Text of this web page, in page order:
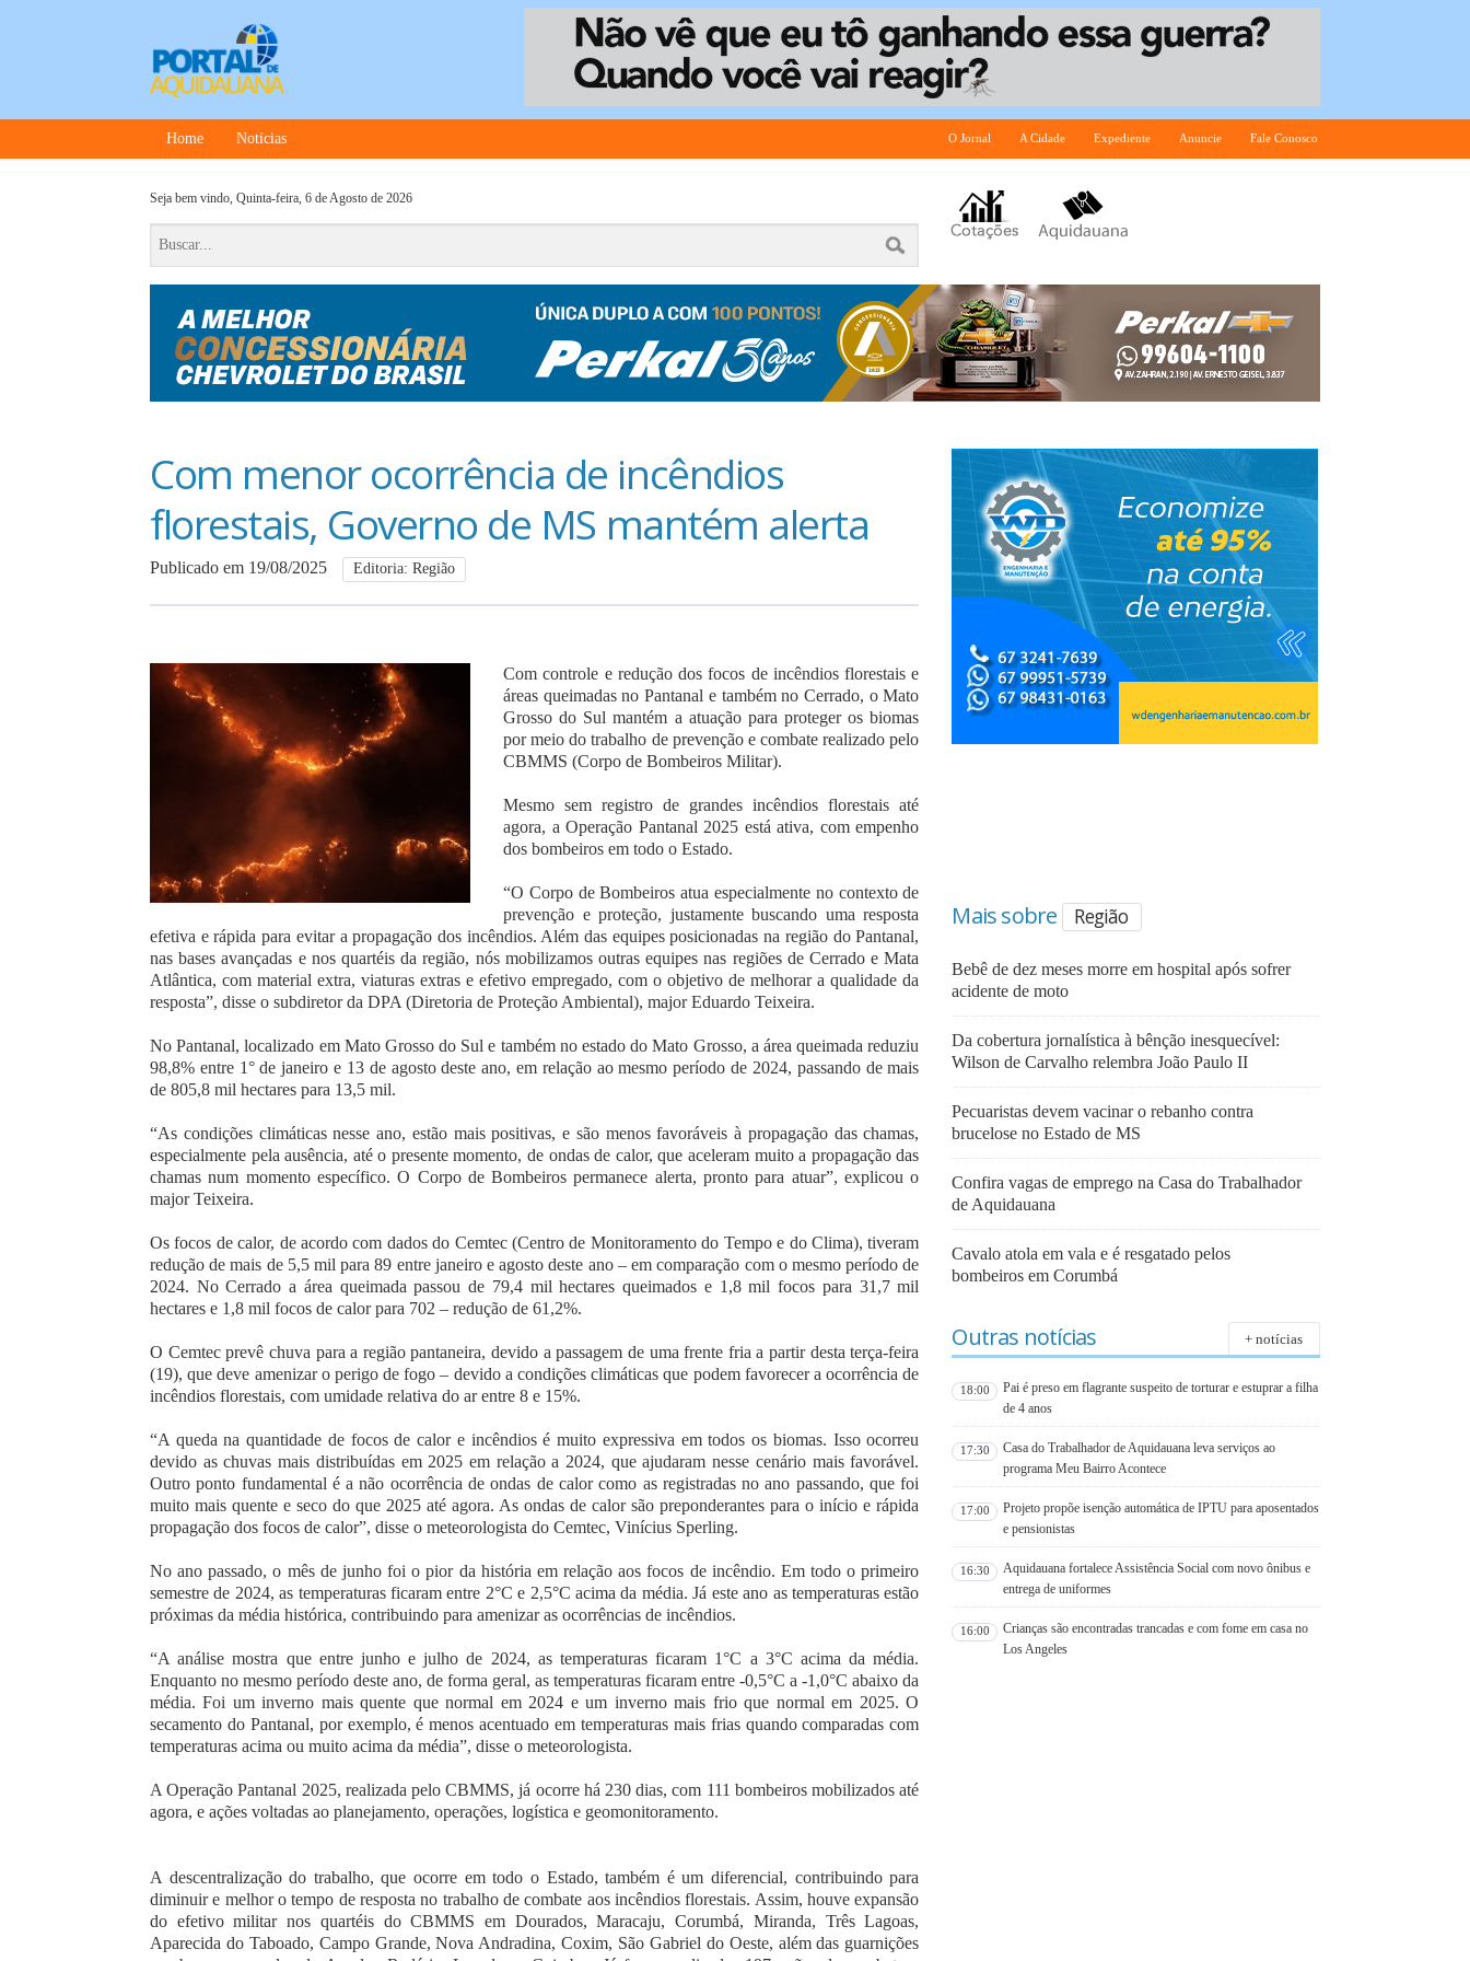
Home Notícias O Jornal A Cidade Expediente Anuncie Fale Conosco
Seja bem vindo, Quinta-feira, 6 de Agosto de 2026
Com menor ocorrência de incêndios
florestais, Governo de MS mantém alerta
Publicado em 19/08/2025 Editoria: Região
Com controle e redução dos focos de incêndios florestais e
áreas queimadas no Pantanal e também no Cerrado, o Mato
Grosso do Sul mantém a atuação para proteger os biomas
por meio do trabalho de prevenção e combate realizado pelo
CBMMS (Corpo de Bombeiros Militar).
Mesmo sem registro de grandes incêndios florestais até
agora, a Operação Pantanal 2025 está ativa, com empenho
dos bombeiros em todo o Estado.
“O Corpo de Bombeiros atua especialmente no contexto de
prevenção e proteção, justamente buscando uma resposta
efetiva e rápida para evitar a propagação dos incêndios. Além das equipes posicionadas na região do Pantanal,
nas bases avançadas e nos quartéis da região, nós mobilizamos outras equipes nas regiões de Cerrado e Mata
Atlântica, com material extra, viaturas extras e efetivo empregado, com o objetivo de melhorar a qualidade da
resposta”, disse o subdiretor da DPA (Diretoria de Proteção Ambiental), major Eduardo Teixeira.
No Pantanal, localizado em Mato Grosso do Sul e também no estado do Mato Grosso, a área queimada reduziu
98,8% entre 1° de janeiro e 13 de agosto deste ano, em relação ao mesmo período de 2024, passando de mais
de 805,8 mil hectares para 13,5 mil.
“As condições climáticas nesse ano, estão mais positivas, e são menos favoráveis à propagação das chamas,
especialmente pela ausência, até o presente momento, de ondas de calor, que aceleram muito a propagação das
chamas num momento específico. O Corpo de Bombeiros permanece alerta, pronto para atuar”, explicou o
major Teixeira.
Os focos de calor, de acordo com dados do Cemtec (Centro de Monitoramento do Tempo e do Clima), tiveram
redução de mais de 5,5 mil para 89 entre janeiro e agosto deste ano – em comparação com o mesmo período de
2024. No Cerrado a área queimada passou de 79,4 mil hectares queimados e 1,8 mil focos para 31,7 mil
hectares e 1,8 mil focos de calor para 702 – redução de 61,2%.
O Cemtec prevê chuva para a região pantaneira, devido a passagem de uma frente fria a partir desta terça-feira
(19), que deve amenizar o perigo de fogo – devido a condições climáticas que podem favorecer a ocorrência de
incêndios florestais, com umidade relativa do ar entre 8 e 15%.
“A queda na quantidade de focos de calor e incêndios é muito expressiva em todos os biomas. Isso ocorreu
devido as chuvas mais distribuídas em 2025 em relação a 2024, que ajudaram nesse cenário mais favorável.
Outro ponto fundamental é a não ocorrência de ondas de calor como as registradas no ano passando, que foi
muito mais quente e seco do que 2025 até agora. As ondas de calor são preponderantes para o início e rápida
propagação dos focos de calor”, disse o meteorologista do Cemtec, Vinícius Sperling.
No ano passado, o mês de junho foi o pior da história em relação aos focos de incêndio. Em todo o primeiro
semestre de 2024, as temperaturas ficaram entre 2°C e 2,5°C acima da média. Já este ano as temperaturas estão
próximas da média histórica, contribuindo para amenizar as ocorrências de incêndios.
“A análise mostra que entre junho e julho de 2024, as temperaturas ficaram 1°C a 3°C acima da média.
Enquanto no mesmo período deste ano, de forma geral, as temperaturas ficaram entre -0,5°C a -1,0°C abaixo da
média. Foi um inverno mais quente que normal em 2024 e um inverno mais frio que normal em 2025. O
secamento do Pantanal, por exemplo, é menos acentuado em temperaturas mais frias quando comparadas com
temperaturas acima ou muito acima da média”, disse o meteorologista.
A Operação Pantanal 2025, realizada pelo CBMMS, já ocorre há 230 dias, com 111 bombeiros mobilizados até
agora, e ações voltadas ao planejamento, operações, logística e geomonitoramento.
A descentralização do trabalho, que ocorre em todo o Estado, também é um diferencial, contribuindo para
diminuir e melhor o tempo de resposta no trabalho de combate aos incêndios florestais. Assim, houve expansão
do efetivo militar nos quartéis do CBMMS em Dourados, Maracaju, Corumbá, Miranda, Três Lagoas,
Aparecida do Taboado, Campo Grande, Nova Andradina, Coxim, São Gabriel do Oeste, além das guarnições
Mais sobre Região
Bebê de dez meses morre em hospital após sofrer
acidente de moto
Da cobertura jornalística à bênção inesquecível:
Wilson de Carvalho relembra João Paulo II
Pecuaristas devem vacinar o rebanho contra
brucelose no Estado de MS
Confira vagas de emprego na Casa do Trabalhador
de Aquidauana
Cavalo atola em vala e é resgatado pelos
bombeiros em Corumbá
Outras notícias + notícias
18:00
Pai é preso em flagrante suspeito de torturar e estuprar a filha
de 4 anos
17:30
Casa do Trabalhador de Aquidauana leva serviços ao
programa Meu Bairro Acontece
17:00
Projeto propõe isenção automática de IPTU para aposentados
e pensionistas
16:30
Aquidauana fortalece Assistência Social com novo ônibus e
entrega de uniformes
16:00
Crianças são encontradas trancadas e com fome em casa no
Los Angeles